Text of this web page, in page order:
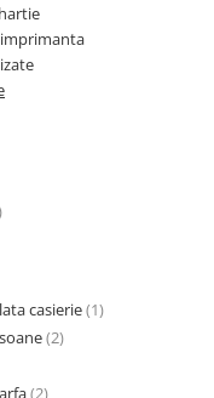
casierie(1)
(2)
(2)